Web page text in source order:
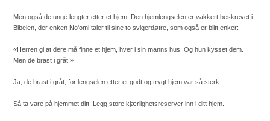
Men også de unge lengter etter et hjem. Den hjemlengselen er vakkert beskrevet i
Bibelen, der enken No'omi taler til sine to svigerdøtre, som også er blitt enker:
«Herren gi at dere må finne et hjem, hver i sin manns hus! Og hun kysset dem.
Men de brast i gråt.»
Ja, de brast i gråt, for lengselen etter et godt og trygt hjem var så sterk.
Så ta vare på hjemmet ditt. Legg store kjærlighetsreserver inn i ditt hjem.